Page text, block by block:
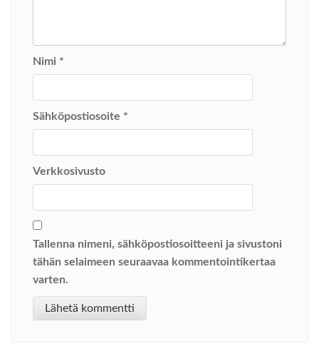
Nimi *
Sähköpostiosoite *
Verkkosivusto
Tallenna nimeni, sähköpostiosoitteeni ja sivustoni
tähän selaimeen seuraavaa kommentointikertaa
varten.